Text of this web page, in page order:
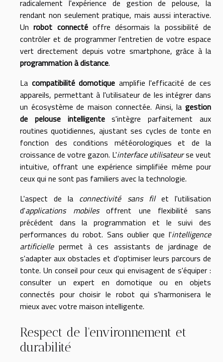
radicalement l'expérience de gestion de pelouse, la
rendant non seulement pratique, mais aussi interactive.
Unrobot connectéoffre désormais la possibilité de
contrôler et de programmer l'entretien de votre espace
vert directement depuis votre smartphone, grâce à la
programmation à distance.
La compatibilité domotique amplifie l'efficacité de ces
appareils, permettant à l'utilisateur de les intégrer dans
un écosystème de maison connectée. Ainsi, la gestion
de pelouse intelligentes'intègre parfaitement aux
routines quotidiennes, ajustant ses cycles de tonte en
fonction des conditions météorologiques et de la
croissance de votre gazon. L'interface utilisateurse veut
intuitive, offrant une expérience simplifiée même pour
ceux qui ne sont pas familiers avec la technologie.
L'aspect de la connectivité sans filet l'utilisation
d'applications mobilesoffrent une flexibilité sans
précédent dans la programmation et le suivi des
performances du robot. Sans oublier que l'intelligence
artificiellepermet à ces assistants de jardinage de
s'adapter aux obstacles et d'optimiser leurs parcours de
tonte. Un conseil pour ceux qui envisagent de s'équiper :
consulter un expert en domotique ou en objets
connectés pour choisir le robot qui s'harmonisera le
mieux avec votre maison intelligente.
Respect de l'environnement et
durabilité